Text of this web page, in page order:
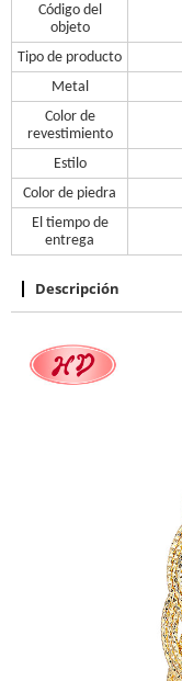
Código del
objeto
Tipo de producto
Metal
Color de
revestimiento
Estilo
Color de piedra
El tiempo de
entrega
Descripción